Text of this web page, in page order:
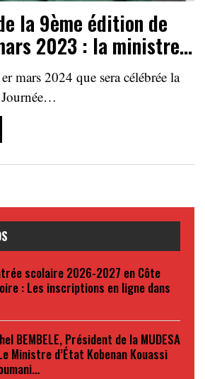
la 9ème édition de
2023 : la ministre…
mars 2024 que sera célébrée la
scolaire 2026-2027 en Côte
: Les inscriptions en ligne dans
BEMBELE, Président de la MUDESA
Ministre d’État Kobenan Kouassi